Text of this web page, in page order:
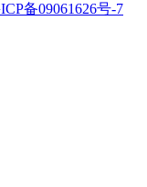
备09061626号-7